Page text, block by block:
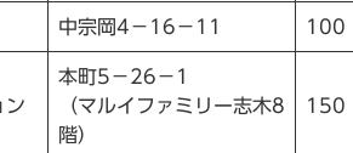
中宗岡4－16－11 100
ン
本町5－26－1
（マルイファミリー志木8
階）
150